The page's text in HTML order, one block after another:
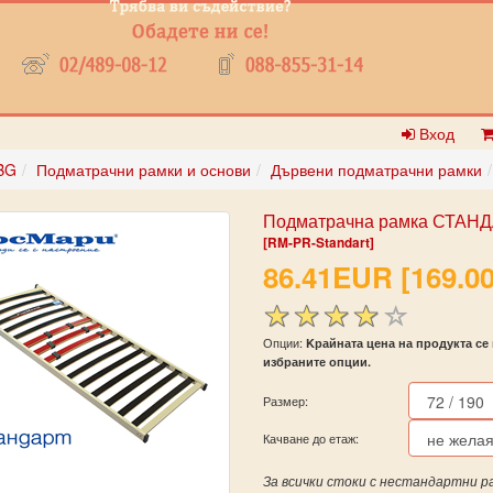
Вход
Подматрачни рамки и основи Дървени подматрачни рамки
Подматрачна рамка
[RM-PR-Standart]
86.41EUR
Опции: Kрайната цена на продукта
избраните опции.
Размер:
Качване до етаж:
За всички стоки с нестандартни